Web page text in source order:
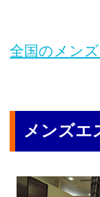
全国のメン
メンズエ